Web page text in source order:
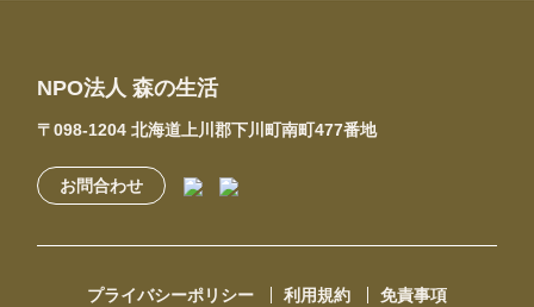
NPO法人 森の生活
〒098-1204 北海道上川郡下川町南町477番地
お問合わせ
プライバシーポリシー 利用規約 免責事項